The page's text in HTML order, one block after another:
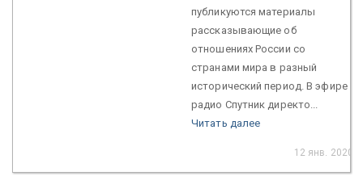
публикуются материалы
рассказывающие об
отношениях России со
странами мира в разный
исторический период. В эфире
радио Спутник директо...
Читать далее
12 янв. 2020